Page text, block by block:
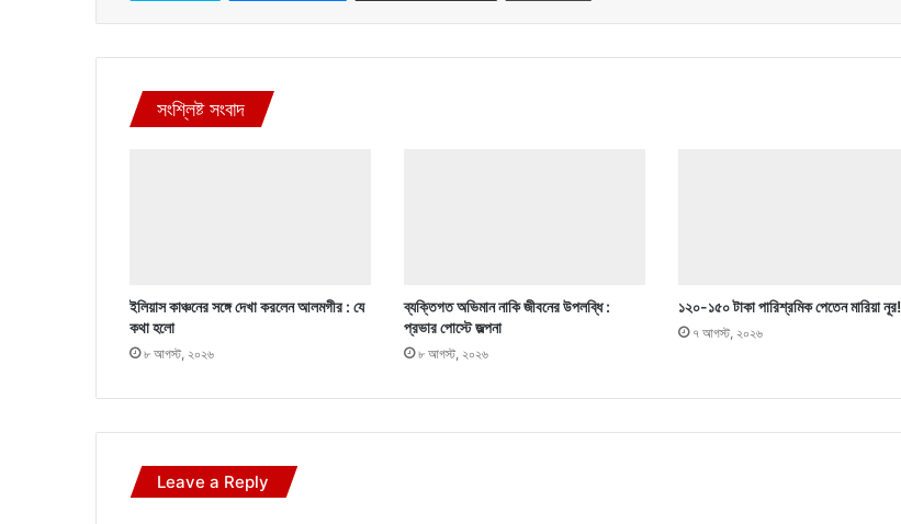
সংশ্লিষ্ট সংবাদ
ইলিয়াস কাঞ্চনের সঙ্গে দেখা করলেন আলমগীর : যে
কথা হলো
৮ আগস্ট, ২০২৬
ব্যক্তিগত অভিমান নাকি জীবনের উপলব্ধি :
প্রভার পোস্টে জল্পনা
৮ আগস্ট, ২০২৬
১২০-১৫০ টাকা পারিশ্রমিক পেতেন মারিয়া নূর!
৭ আগস্ট, ২০২৬
Leave a Reply